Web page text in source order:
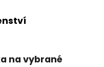
na vybrané